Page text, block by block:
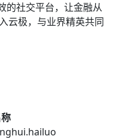
的社交平台，让金融从
云极，与业界精英共同